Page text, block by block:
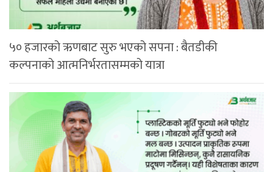
५० हजारको ऋणबाट सुरु भएको सपना : बैतडीकी
कल्पनाको आत्मनिर्भरतासम्मको यात्रा